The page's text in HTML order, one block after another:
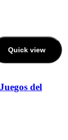
Quick view
del